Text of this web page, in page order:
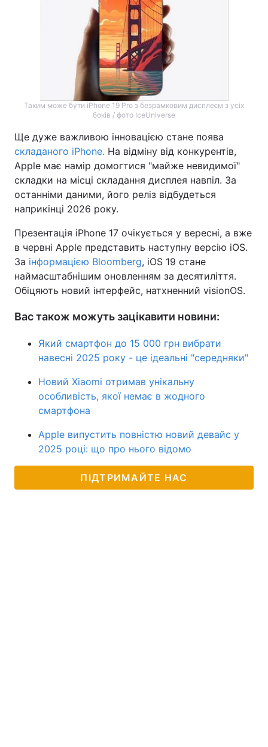
Таким може бути iPhone 19 Pro з безрамковим дисплеєм з усіх
боків / фото IceUniverse
Ще дуже важливою інновацією стане поява
складаного iPhone. На відміну від конкурентів,
Apple має намір домогтися "майже невидимої"
складки на місці складання дисплея навпіл. За
останніми даними, його реліз відбудеться
наприкінці 2026 року.
Презентація iPhone 17 очікується у вересні, а вже
в червні Apple представить наступну версію iOS.
За інформацією Bloomberg, iOS 19 стане
наймасштабнішим оновленням за десятиліття.
Обіцяють новий інтерфейс, натхненний visionOS.
Вас також можуть зацікавити новини:
Який смартфон до 15 000 грн вибрати
навесні 2025 року - це ідеальні "середняки"
Новий Xiaomi отримав унікальну
особливість, якої немає в жодного
смартфона
Apple випустить повністю новий девайс у
2025 році: що про нього відомо
ПІДТРИМАЙТЕ НАС